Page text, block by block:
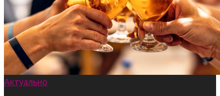
Актуально